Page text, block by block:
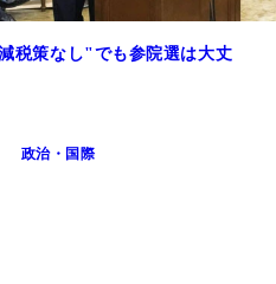
税策なし"でも参院選は大丈
政治・国際